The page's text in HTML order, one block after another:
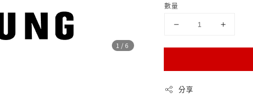
1 /6
數量
分享